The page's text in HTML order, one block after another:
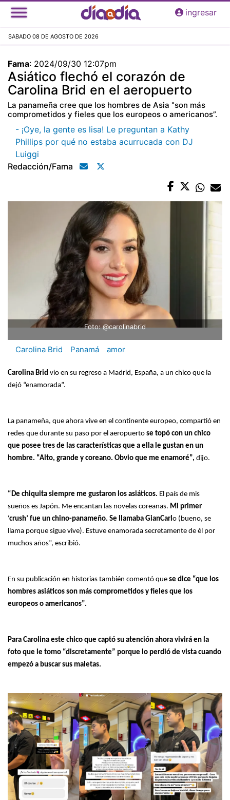
Pasar
al
principal
ingresar
SABADO 08 DE AGOSTO DE 2026
Fama: 2024/09/30 12:07pm
Asiático flechó el corazón de
Carolina Brid en el aeropuerto
La panameña cree que los hombres de Asia "son más
comprometidos y fieles que los europeos o americanos”.
- ¡Oye, la gente es lisa! Le preguntan a Kathy
Phillips por qué no estaba acurrucada con DJ
Luiggi
Redacción/fama
Foto: @carolinabrid
Carolina Brid Panamá amor
Carolina Brid vio en su regreso a Madrid, España, a un chico que la
dejó “enamorada”.
La panameña, que ahora vive en el continente europeo, compartió en
redes que durante su paso por el aeropuerto se topó con un chico
que posee tres de las características que a ella le gustan en un
hombre. “Alto, grande y coreano. Obvio que me enamoré”, dijo.
“De chiquita siempre me gustaron los asiáticos. El país de mis
sueños es Japón. Me encantan las novelas coreanas. Mi primer
‘crush’ fue un chino-panameño. Se llamaba GianCarl o (bueno, se
llama porque sigue vive). Estuve enamorada secretamente de él por
muchos años”, escribió.
En su publicación en historias también comentó que se dice “que los
hombres asiáticos son más comprometidos y fieles que los
europeos o americanos”.
Para Carolina este chico que captó su atención ahora vivirá en la
foto que le tomo “discretamente” porque lo perdió de vista cuando
empezó a buscar sus maletas.